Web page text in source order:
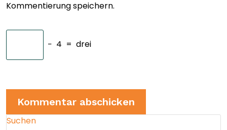
Kommentierung speichern.
− 4 = drei
Suchen